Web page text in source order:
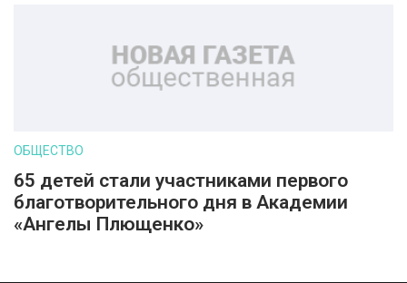
ОБЩЕСТВО
65 детей стали участниками первого
благотворительного дня в Академии
«Ангелы Плющенко»